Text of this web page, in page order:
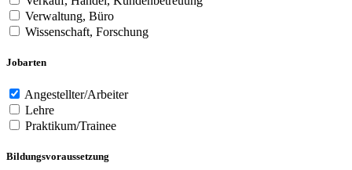
Verwaltung, Büro
Wissenschaft, Forschung
Jobarten
Angestellter/Arbeiter
Lehre
Praktikum/Trainee
Bildungsvoraussetzung